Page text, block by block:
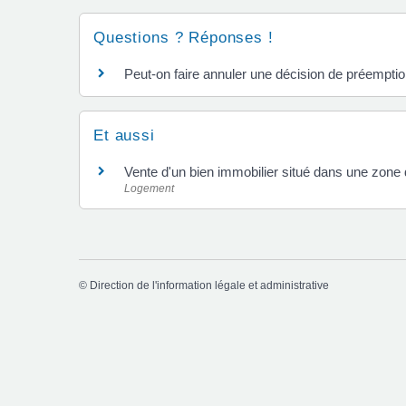
Questions ? Réponses !
Peut-on faire annuler une décision de
Et aussi
Vente d'un bien immobilier situé dans une zone
Logement
© Direction de l'information légale et administrative